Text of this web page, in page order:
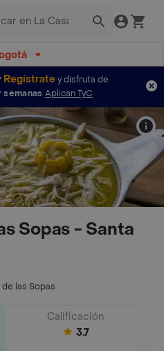
Regístratey disfruta de
Aplican TyC
Sopas - Santa
las Sopas
Calificación
3.7